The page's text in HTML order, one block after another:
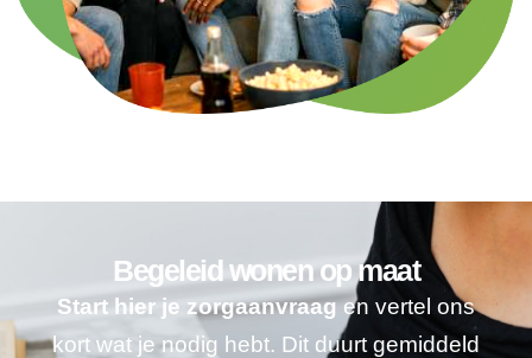
Begeleid wonen op maat
Start hier je zorgaanvraagen vertel ons
kort wat je nodig hebt. Dit duurt gemiddeld